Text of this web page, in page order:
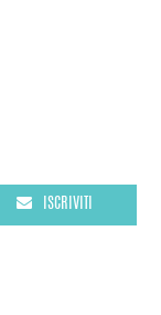
ISCRIVITI